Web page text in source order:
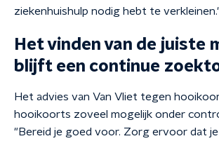
ziekenhuishulp nodig hebt te
Het vinden van de juiste
blijft een continue
Het advies van Van Vliet tegen
hooikoorts zoveel mogelijk onder
"Bereid je goed voor. Zorg ervoor dat